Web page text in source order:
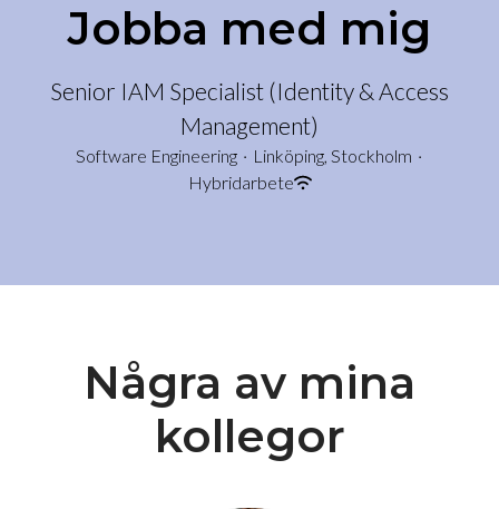
Jobba med mig
Senior IAM Specialist (Identity & Access
Management)
Software Engineering · Linköping, Stockholm ·
Hybridarbete
Några av mina
kollegor